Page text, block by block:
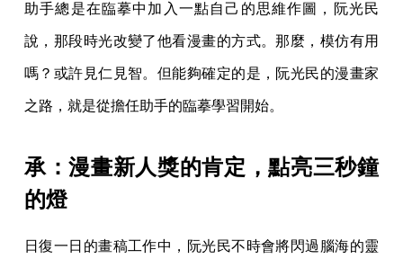
助手總是在臨摹中加入一點自己的思維作圖，阮光民
說，那段時光改變了他看漫畫的方式。那麼，模仿有用
嗎？或許見仁見智。但能夠確定的是，阮光民的漫畫家
之路，就是從擔任助手的臨摹學習開始。
承：漫畫新人獎的肯定，點亮三秒鐘
的燈
日復一日的畫稿工作中，阮光民不時會將閃過腦海的靈